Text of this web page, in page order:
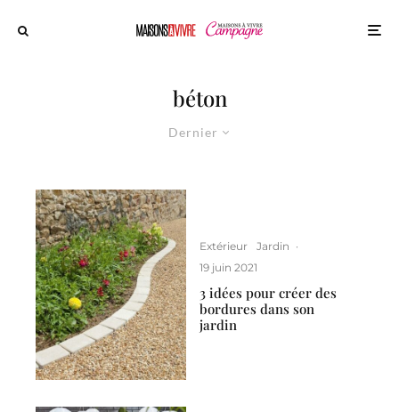
béton
Dernier
Extérieur Jardin ·
19 juin 2021
3 idées pour créer des
bordures dans son
jardin